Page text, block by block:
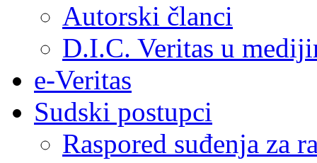
Autorski članci
D.I.C. Veritas u
e-Veritas
Sudski postupci
Raspored suđenja za